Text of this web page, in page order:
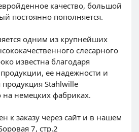
качество, большой
постоянно пополняется.
одним из крупнейших
слесарного
известна благодаря
ее надежности и
продукция Stahlwille
на немецких фабриках.
к заказу через сайт и в нашем
7, стр.2